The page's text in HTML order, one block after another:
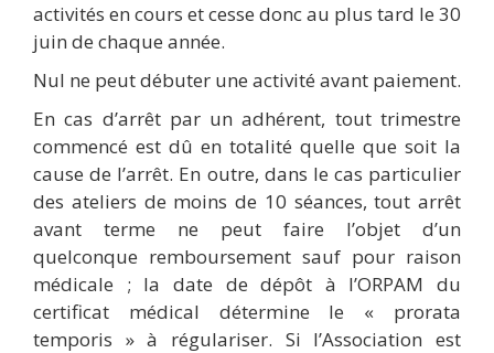
activités en cours et cesse donc au plus tard le 30
juin de chaque année.
Nul ne peut débuter une activité avant paiement.
En cas d’arrêt par un adhérent, tout trimestre
commencé est dû en totalité quelle que soit la
cause de l’arrêt. En outre, dans le cas particulier
des ateliers de moins de 10 séances, tout arrêt
avant terme ne peut faire l’objet d’un
quelconque remboursement sauf pour raison
médicale ; la date de dépôt à l’ORPAM du
certificat médical détermine le « prorata
temporis » à régulariser. Si l’Association est